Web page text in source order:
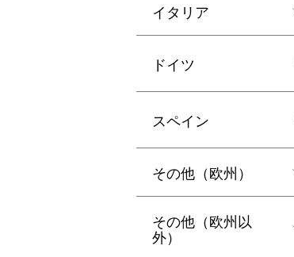
イタリア
ドイツ
スペイン
その他（欧州）
その他（欧州以
外）